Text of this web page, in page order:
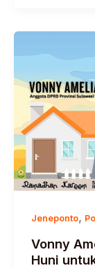
Jeneponto,
Vonny
Huni